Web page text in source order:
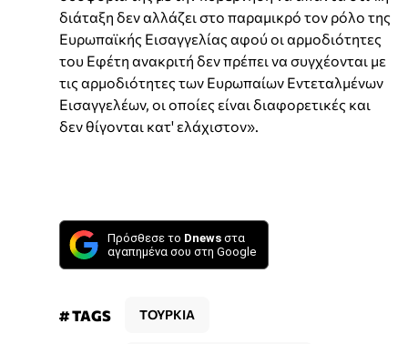
διάταξη δεν αλλάζει στο παραμικρό τον ρόλο της
Ευρωπαϊκής Εισαγγελίας αφού οι αρμοδιότητες
του Εφέτη ανακριτή δεν πρέπει να συγχέονται με
τις αρμοδιότητες των Ευρωπαίων Εντεταλμένων
Εισαγγελέων, οι οποίες είναι διαφορετικές και
δεν θίγονται κατ' ελάχιστον».
Πρόσθεσε το Dnews στα
αγαπημένα σου στη Google
# TAGS ΤΟΥΡΚΙΑ